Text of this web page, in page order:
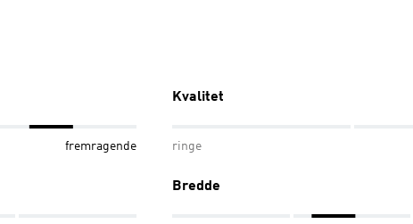
fremragende
Kvalitet
ringe
Bredde